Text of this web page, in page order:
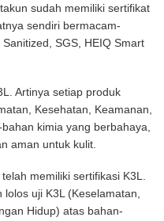
sudah memiliki sertifikat
sendiri bermacam-
SGS, HEIQ Smart
Artinya setiap produk
Kesehatan, Keamanan,
kimia yang berbahaya,
aman untuk kulit.
memiliki sertifikasi K3L.
uji K3L (Keselamatan,
Hidup) atas bahan-